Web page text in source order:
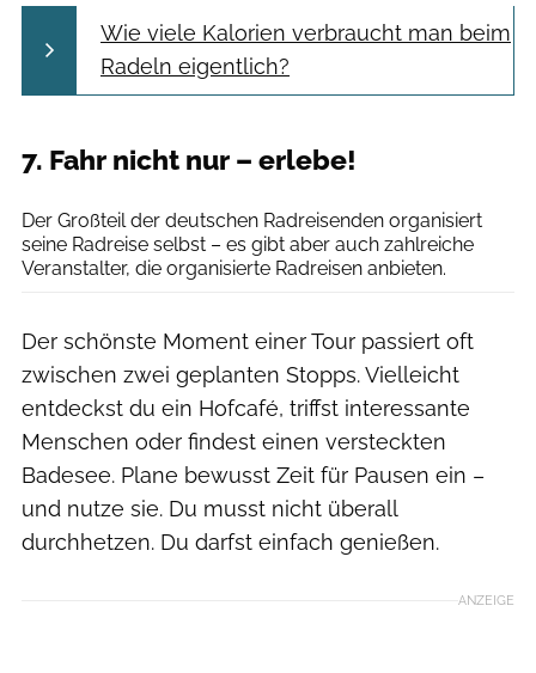
Wie viele Kalorien verbraucht man beim
Radeln eigentlich?
7. Fahr nicht nur – erlebe!
Der Großteil der deutschen Radreisenden organisiert
seine Radreise selbst – es gibt aber auch zahlreiche
Veranstalter, die organisierte Radreisen anbieten.
Der schönste Moment einer Tour passiert oft
zwischen zwei geplanten Stopps. Vielleicht
entdeckst du ein Hofcafé, triffst interessante
Menschen oder findest einen versteckten
Badesee. Plane bewusst Zeit für Pausen ein –
und nutze sie. Du musst nicht überall
durchhetzen. Du darfst einfach genießen.
ANZEIGE